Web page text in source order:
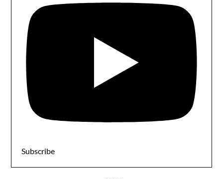
Subscribe